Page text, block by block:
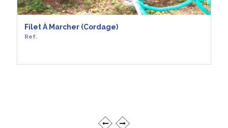
Filet À Marcher (cordage)
Ref.